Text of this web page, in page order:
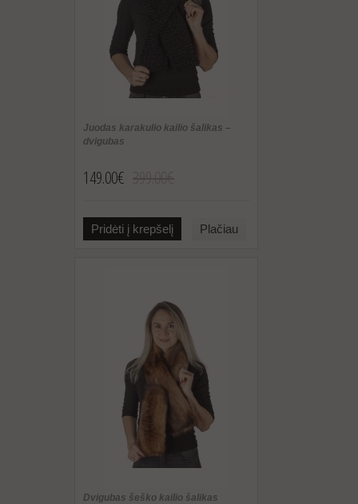
Juodas karakulio kailio šalikas –
dvigubas
149.00€
Pridėti į krepšelį Plačiau
Dvigubas šeško kailio šalikas